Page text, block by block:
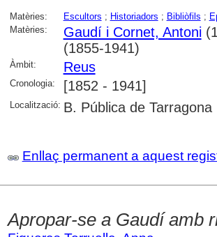
Matèries: Escultors ; Historiadors ; Bibliòfils ;
Matèries:
Gaudí i Cornet, Antoni
(1855-1941)
Àmbit: Reus
Cronologia: [1852 - 1941]
Localització: B. Pública de Tarragona
Enllaç permanent a aquest
Apropar-se a Gaudí amb